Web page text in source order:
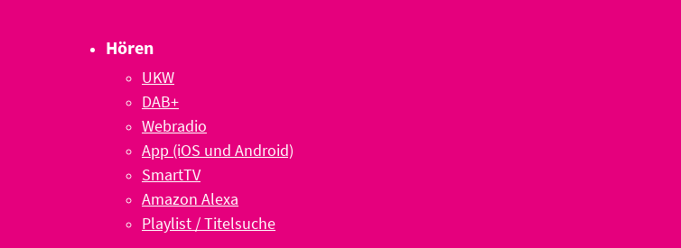
Hören
UKW
DAB+
Webradio
App (iOS und Android)
SmartTV
Amazon Alexa
Playlist / Titelsuche